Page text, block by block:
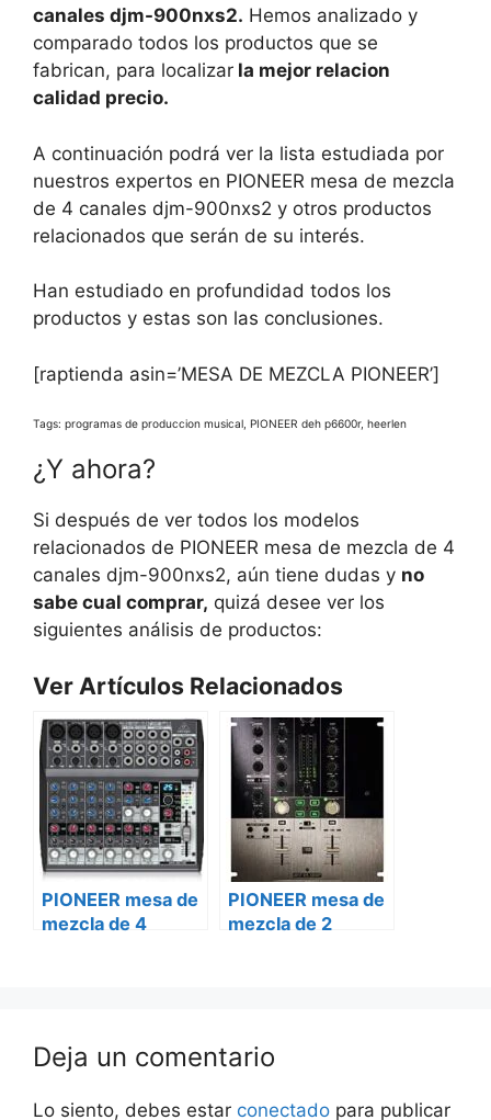
canales djm-900nxs2. Hemos analizado y
comparado todos los productos que se
fabrican, para localizar la mejor relacion
calidad precio.
A continuación podrá ver la lista estudiada por
nuestros expertos en PIONEER mesa de mezcla
de 4 canales djm-900nxs2 y otros productos
relacionados que serán de su interés.
Han estudiado en profundidad todos los
productos y estas son las conclusiones.
[raptienda asin=’MESA DE MEZCLA PIONEER’]
Tags: programas de produccion musical, PIONEER deh p6600r, heerlen
¿Y ahora?
Si después de ver todos los modelos
relacionados de PIONEER mesa de mezcla de 4
canales djm-900nxs2, aún tiene dudas y no
sabe cual comprar, quizá desee ver los
siguientes análisis de productos:
Ver Artículos Relacionados
PIONEER mesa de
mezcla de 4
PIONEER mesa de
mezcla de 2
Deja un comentario
Lo siento, debes estar conectado para publicar